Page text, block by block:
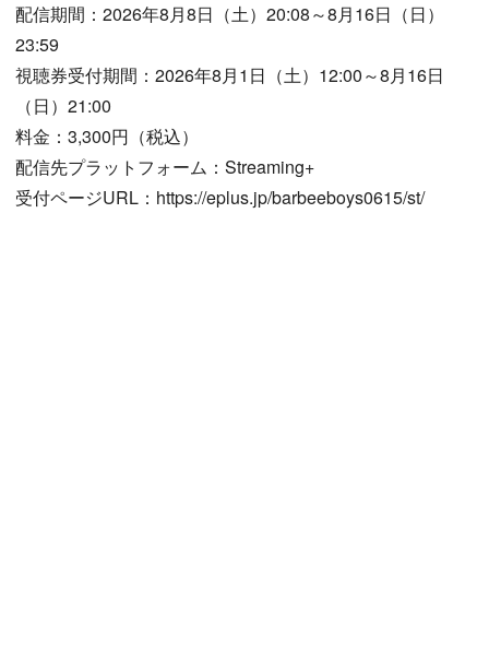
配信期間：2026年8月8日（土）20:08～8月16日（日）
23:59
視聴券受付期間：2026年8月1日（土）12:00～8月16日
（日）21:00
料金：3,300円（税込）
配信先プラットフォーム：Streaming+
受付ページURL：https://eplus.jp/barbeeboys0615/st/